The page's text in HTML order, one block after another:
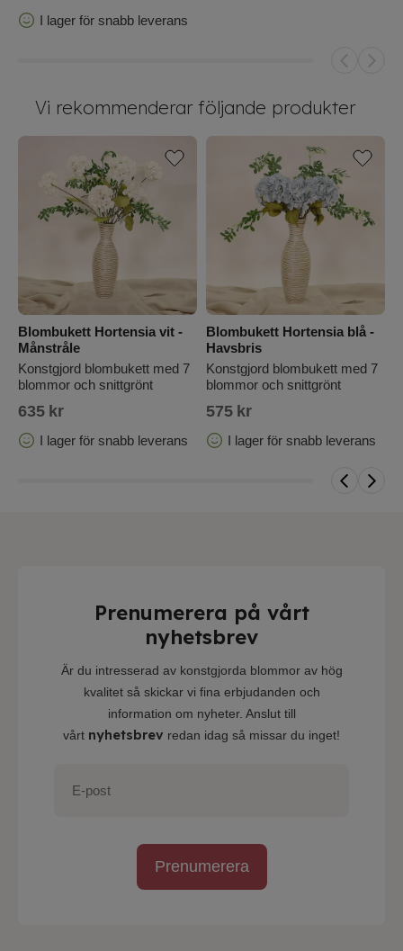
I lager för snabb leverans
Vi rekommenderar följande produkter
Blombukett Hortensia vit -
Månstråle
Konstgjord blombukett med 7
blommor och snittgrönt
635 kr
I lager för snabb leverans
Blombukett Hortensia blå -
Havsbris
Konstgjord blombukett med 7
blommor och snittgrönt
575 kr
I lager för snabb leverans
Prenumerera på vårt
nyhetsbrev
Är du intresserad av konstgjorda blommor av hög
kvalitet så skickar vi fina erbjudanden och
information om nyheter. Anslut till
vårt nyhetsbrev redan idag så missar du inget!
Prenumerera